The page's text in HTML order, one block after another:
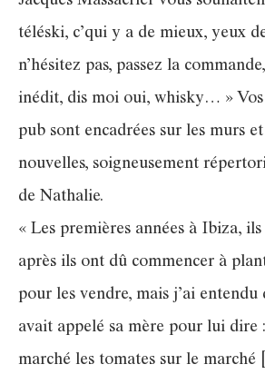
téléski, c’qui y a de mieux, yeux
n’hésitez pas, passez la
inédit, dis moi oui, whisky… » Vos
pub sont encadrées sur les murs
nouvelles, soigneusement
de Nathalie.
« Les premières années à Ibiza,
après ils ont dû commencer à
pour les vendre, mais j’ai entendu
avait appelé sa mère pour lui dire :
marché les tomates sur le